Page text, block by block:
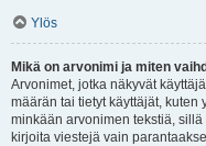
Ylös
Mikä on arvonimi ja miten
Arvonimet, jotka näkyvät
määrän tai tietyt käyttäjät,
minkään arvonimen tekstiä,
kirjoita viestejä vain